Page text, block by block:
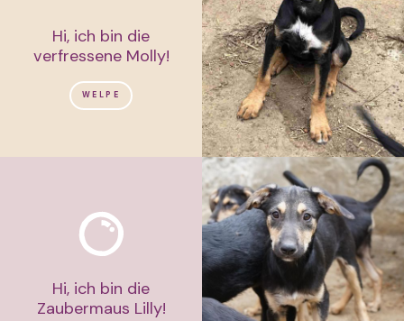
Hi, ich bin die
verfressene Molly!
WELPE
Hi, ich bin die
Zaubermaus Lilly!